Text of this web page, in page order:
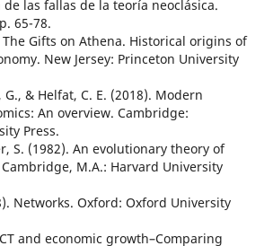
las fallas de la teoría neoclásica.
65-78.
The Gifts on Athena. Historical origins of
New Jersey: Princeton University
G., & Helfat, C. E. (2018). Modern
An overview. Cambridge:
Press.
S. (1982). An evolutionary theory of
M.A.: Harvard University
Networks. Oxford: Oxford University
and economic growth–Comparing